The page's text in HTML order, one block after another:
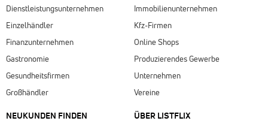
Dienstleistungsunternehmen
Einzelhändler
Finanzunternehmen
Gastronomie
Gesundheitsfirmen
Großhändler
Immobilienunternehmen
Kfz-Firmen
Online Shops
Produzierendes Gewerbe
Unternehmen
Vereine
NEUKUNDEN FINDEN ÜBER LISTFLIX​